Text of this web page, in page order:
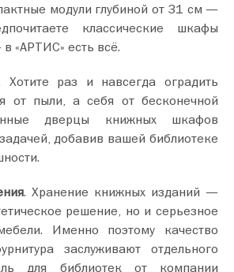
модули глубиной от 31 см —
классические шкафы
«АРТИС» есть всё.
Хотите раз и навсегда оградить
от пыли, а себя от бесконечной
дверцы книжных шкафов
добавив вашей библиотеке
. Хранение книжных изданий —
решение, но и серьезное
Именно поэтому качество
заслуживают отдельного
для библиотек от компании